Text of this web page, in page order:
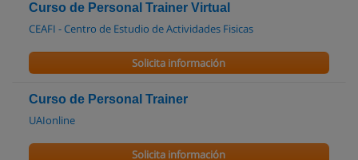
Curso de Personal Trainer Virtual
CEAFI - Centro de Estudio de Actividades Fisicas
Solicita información
Curso de Personal Trainer
UAIonline
Solicita información